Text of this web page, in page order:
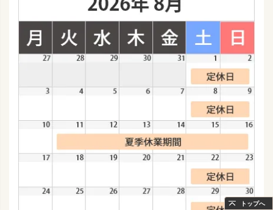
トップへ